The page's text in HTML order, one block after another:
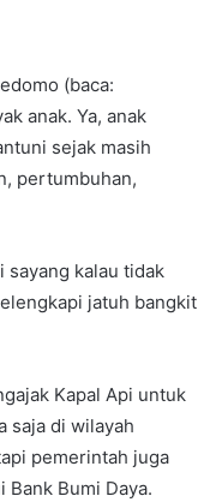
(baca:
anak. Ya, anak
sejak masih
pertumbuhan,
sayang kalau tidak
jatuh bangkit
Kapal Api untuk
saja di wilayah
pemerintah juga
Bumi Daya.